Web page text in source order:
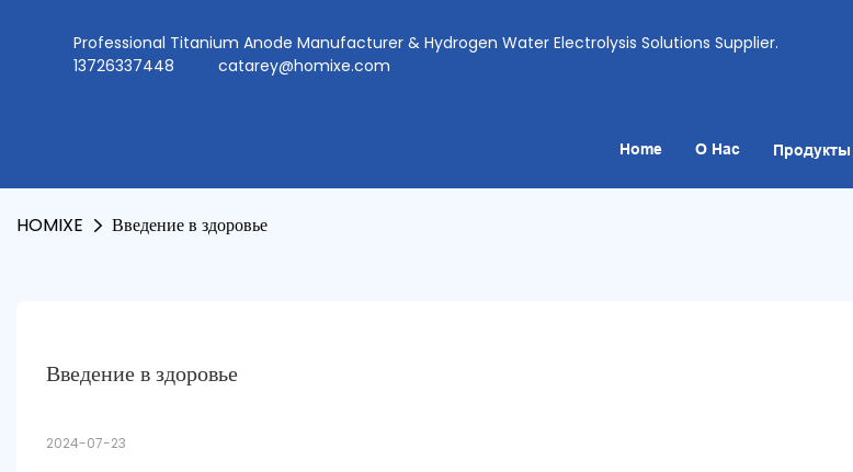
Professional Titanium Anode Manufacturer & Hydrogen Water Electrolysis Solutions Supplier.
13726337448
catarey@homixe.com
Home О Нас Продукты
HOMIXE Введение в здоровье
Введение в здоровье
2024-07-23